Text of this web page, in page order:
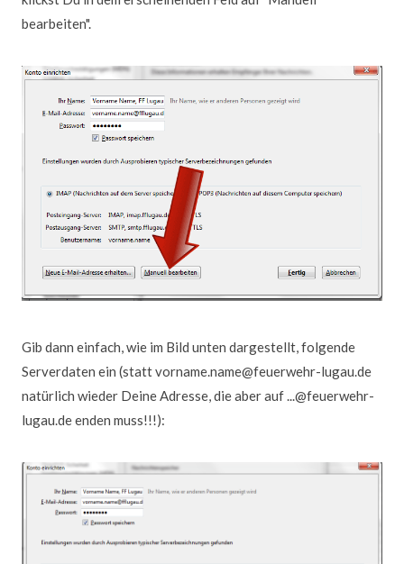
bearbeiten".
Gib dann einfach, wie im Bild unten dargestellt, folgende
Serverdaten ein (statt vorname.name@feuerwehr-lugau.de
natürlich wieder Deine Adresse, die aber auf ...@feuerwehr-
lugau.de enden muss!!!):